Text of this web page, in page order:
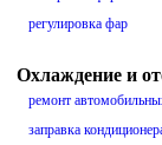
регулировка фар
Охлаждение и
ремонт
заправка